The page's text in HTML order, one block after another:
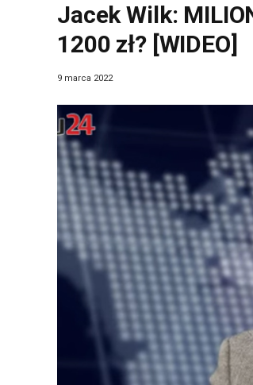
Jacek Wilk:
1200 zł? [WIDEO]
9 marca 2022